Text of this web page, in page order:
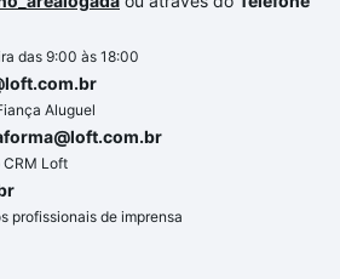
das 9:00 às 18:00
Aluguel
Loft
profissionais de imprensa